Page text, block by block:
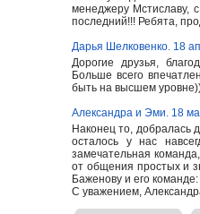
менеджеру Мстиславу,
последний!!! Ребята,
Дарья Шелковенко. 18
Дорогие друзья,
Больше всего
быть на высшем
Александра и Эми. 18
Наконец то, добралась
осталось у нас
замечательная
от общения простых и
Баженову и его
С уважением,